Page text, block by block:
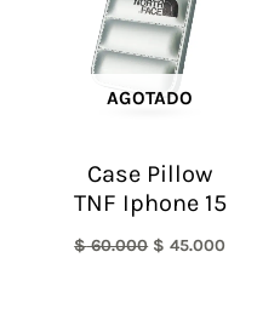
AGOTADO
Case Pillow
TNF Iphone 15
$60.000 $ 45.000